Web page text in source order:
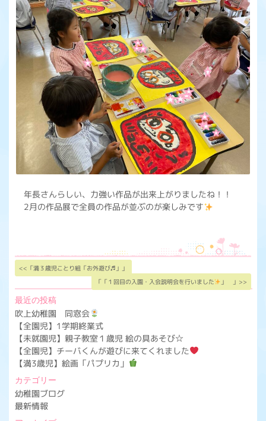
年長さんらしい、力強い作品が出来上がりましたね！！
2月の作品展で全員の作品が並ぶのが楽しみです
<<「満３歳児ことり組「お外遊び♬」」
「「１回目の入園・入会説明会を行いました
」 」>>
最近の投稿
吹上幼稚園 同窓会
【全園児】1学期終業式
【未就園児】親子教室１歳児 絵の具あそび☆
【全園児】チーバくんが遊びに来てくれました
【満3歳児】絵画「パプリカ」
カテゴリー
幼稚園ブログ
最新情報